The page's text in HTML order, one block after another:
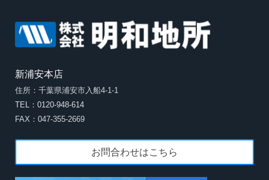
新浦安本店
住所：千葉県浦安市入船4-1-1
TEL：0120-948-614
FAX：047-355-2669
お問合わせはこちら